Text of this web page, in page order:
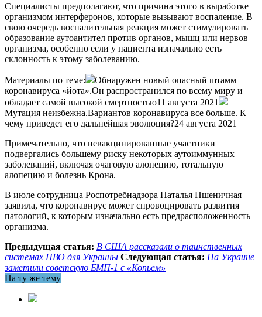
Специалисты предполагают, что причина этого в выработке
организмом интерферонов, которые вызывают воспаление. В
свою очередь воспалительная реакция может стимулировать
образование аутоантител против органов, мышц или нервов
организма, особенно если у пациента изначально есть
склонность к этому заболеванию.
Материалы по теме:
Обнаружен новый опасный штамм
коронавируса «йота».Он распространился по всему миру и
обладает самой высокой смертностью11 августа 2021
Мутация неизбежна.Вариантов коронавируса все больше. К
чему приведет его дальнейшая эволюция?24 августа 2021
Примечательно, что невакцинированные участники
подвергались большему риску некоторых аутоиммунных
заболеваний, включая очаговую алопецию, тотальную
алопецию и болезнь Крона.
В июле сотрудница Роспотребнадзора Наталья Пшеничная
заявила, что коронавирус может спровоцировать развития
патологий, к которым изначально есть предрасположенность
организма.
Предыдущая статья: В США рассказали о таинственных
системах ПВО для Украины Следующая статья: На Украине
заметили советскую БМП-1 с «Копьем»
На ту же тему